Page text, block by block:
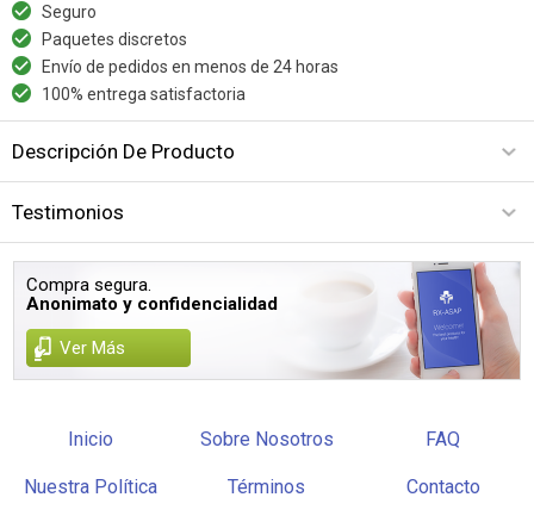
Seguro
Paquetes discretos
Envío de pedidos en menos de 24 horas
100% entrega satisfactoria
Descripción De Producto
Testimonios
Compra segura.
Anonimato y confidencialidad
Ver Más
Inicio Sobre Nosotros FAQ
Nuestra Política Términos Contacto